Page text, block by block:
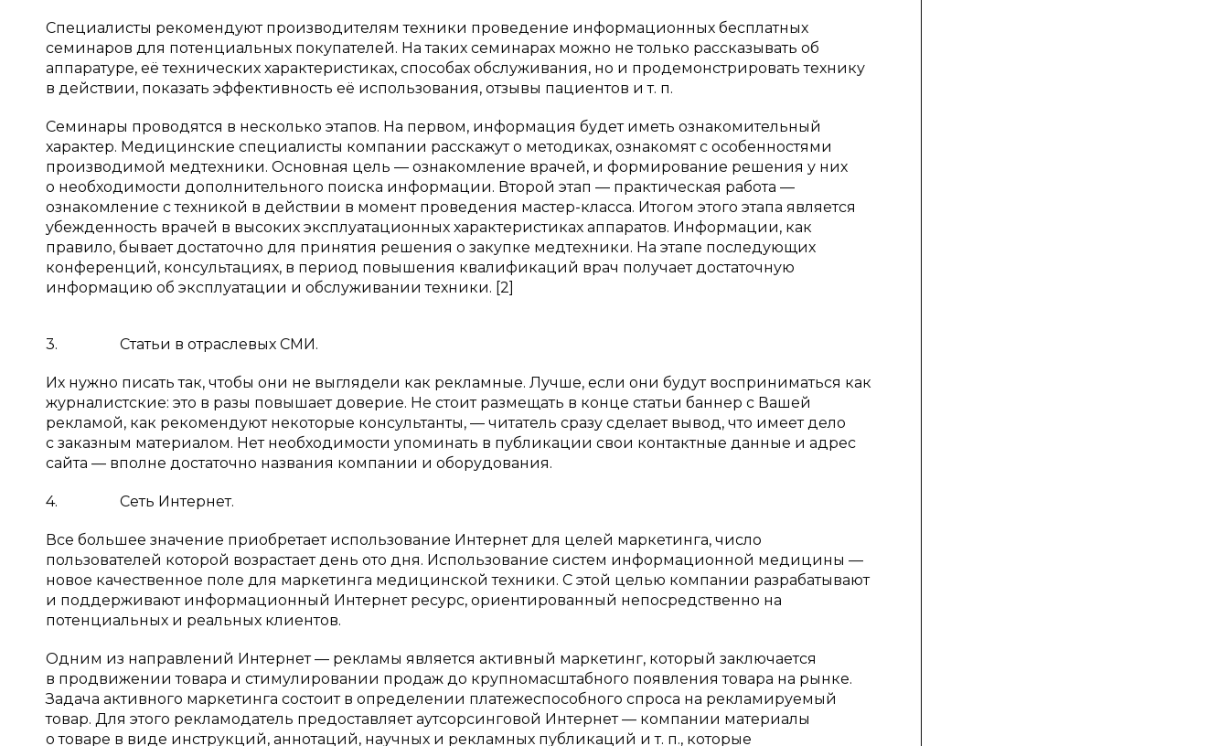
Специалисты рекомендуют производителям техники проведение информационных бесплатных
семинаров для потенциальных покупателей. На таких семинарах можно не только рассказывать об
аппаратуре, её технических характеристиках, способах обслуживания, но и продемонстрировать технику
в действии, показать эффективность её использования, отзывы пациентов и т. п.
Семинары проводятся в несколько этапов. На первом, информация будет иметь ознакомительный
характер. Медицинские специалисты компании расскажут о методиках, ознакомят с особенностями
производимой медтехники. Основная цель — ознакомление врачей, и формирование решения у них
о необходимости дополнительного поиска информации. Второй этап — практическая работа —
ознакомление с техникой в действии в момент проведения мастер-класса. Итогом этого этапа является
убежденность врачей в высоких эксплуатационных характеристиках аппаратов. Информации, как
правило, бывает достаточно для принятия решения о закупке медтехники. На этапе последующих
конференций, консультациях, в период повышения квалификаций врач получает достаточную
информацию об эксплуатации и обслуживании техники. [2]
3. Статьи в отраслевых СМИ.
Их нужно писать так, чтобы они не выглядели как рекламные. Лучше, если они будут восприниматься как
журналистские: это в разы повышает доверие. Не стоит размещать в конце статьи баннер с Вашей
рекламой, как рекомендуют некоторые консультанты, — читатель сразу сделает вывод, что имеет дело
с заказным материалом. Нет необходимости упоминать в публикации свои контактные данные и адрес
сайта — вполне достаточно названия компании и оборудования.
4. Сеть Интернет.
Все большее значение приобретает использование Интернет для целей маркетинга, число
пользователей которой возрастает день ото дня. Использование систем информационной медицины —
новое качественное поле для маркетинга медицинской техники. С этой целью компании разрабатывают
и поддерживают информационный Интернет ресурс, ориентированный непосредственно на
потенциальных и реальных клиентов.
Одним из направлений Интернет — рекламы является активный маркетинг, который заключается
в продвижении товара и стимулировании продаж до крупномасштабного появления товара на рынке.
Задача активного маркетинга состоит в определении платежеспособного спроса на рекламируемый
товар. Для этого рекламодатель предоставляет аутсорсинговой Интернет — компании материалы
о товаре в виде инструкций, аннотаций, научных и рекламных публикаций и т. п., которые